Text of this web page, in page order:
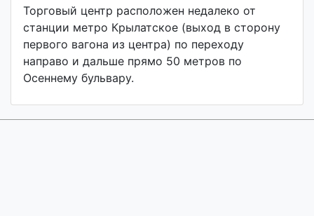
Торговый центр расположен недалеко от
станции метро Крылатское (выход в сторону
первого вагона из центра) по переходу
направо и дальше прямо 50 метров по
Осеннему бульвару.